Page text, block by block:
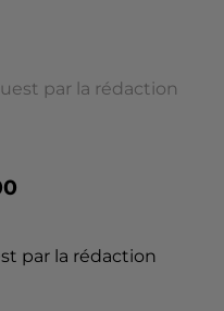
par la rédaction
par la rédaction